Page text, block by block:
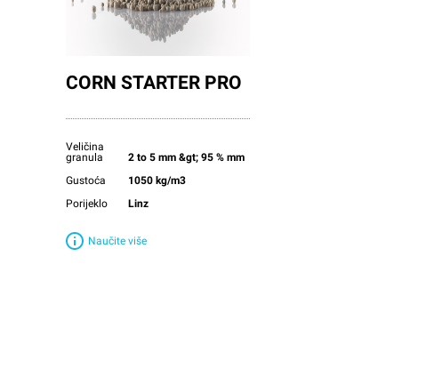
CORN STARTER PRO
Veličina
granula
2 to 5 mm &gt; 95 % mm
Gustoća
1050 kg/m3
Porijeklo
Linz
Naučite više